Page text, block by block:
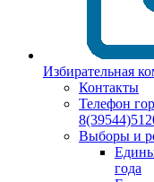
Избирательная
Контакты
Телефон
Выборы и
года